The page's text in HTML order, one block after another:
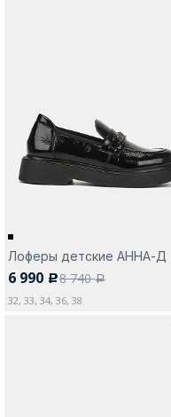
Да, все верно
Лоферы детские АННА-Д
6 990 c8 740a
32, 33, 34, 36, 38